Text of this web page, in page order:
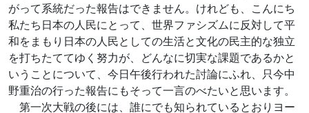
がって系統だった報告はできません。けれども、こんにち
私たち日本の人民にとって、世界ファシズムに反対して平
和をまもり日本の人民としての生活と文化の民主的な独立
を打ちたててゆく努力が、どんなに切実な課題であるかと
いうことについて、今日午後行われた討論にふれ、只今中
野重治の行った報告にもそって一言のべたいと思います。
第一次大戦の後には、誰にでも知られているとおりヨー